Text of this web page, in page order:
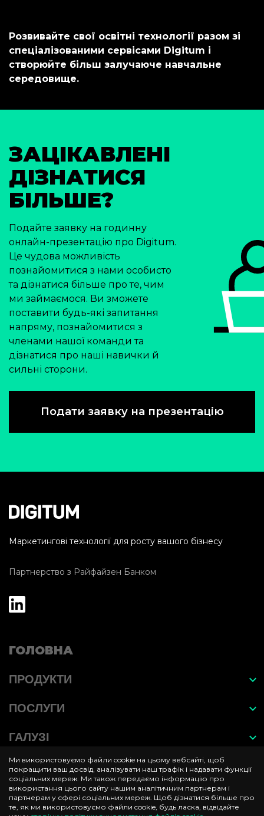
Розвивайте свої освітні технології разом зі
спеціалізованими сервісами Digitum і
створюйте більш залучаюче навчальне
середовище.
ЗАЦІКАВЛЕНІ
ДІЗНАТИСЯ
БІЛЬШЕ?
Подайте заявку на годинну
онлайн-презентацію про Digitum.
Це чудова можливість
познайомитися з нами особисто
та дізнатися більше про те, чим
ми займаємося. Ви зможете
поставити будь-які запитання
напряму, познайомитися з
членами нашої команди та
дізнатися про наші навички й
сильні сторони.
Подати заявку на презентацію
Ми використовуємо файли cookie на цьому вебсайті, щоб
покращити ваш досвід, аналізувати наш трафік і надавати функції
соціальних мереж. Ми також передаємо інформацію про
використання цього сайту нашим аналітичним партнерам і
партнерам у сфері соціальних мереж. Щоб дізнатися більше про
те, як ми використовуємо файли cookie, будь ласка, відвідайте
Маркетингові технології для росту вашого бізнесу
Партнерство з Райфайзен Банком
ГОЛОВНА
ПРОДУКТИ
EasyGrow
Neuroscan
Adbot
ПОСЛУГИ
Гейміфікація
IT-рішення
Клієнтський шлях, UI/UX
Креативні концепції
ГАЛУЗІ
Банкінг та фінанси
Страхування
Ритейл та Е-ком
КОНТАКТИ